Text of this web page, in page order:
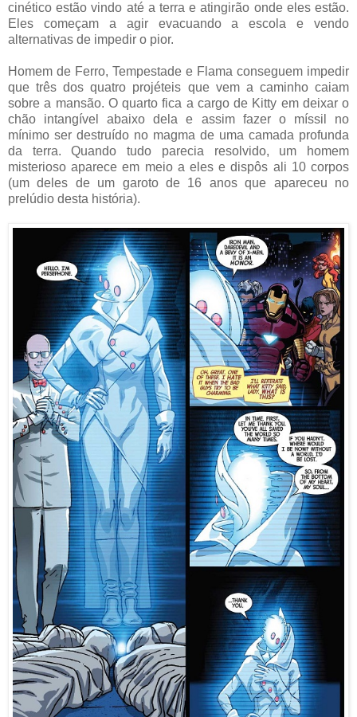
cinético estão vindo até a terra e atingirão onde eles estão.
Eles começam a agir evacuando a escola e vendo
alternativas de impedir o pior.
Homem de Ferro, Tempestade e Flama conseguem impedir
que três dos quatro projéteis que vem a caminho caiam
sobre a mansão. O quarto fica a cargo de Kitty em deixar o
chão intangível abaixo dela e assim fazer o míssil no
mínimo ser destruído no magma de uma camada profunda
da terra. Quando tudo parecia resolvido, um homem
misterioso aparece em meio a eles e dispôs ali 10 corpos
(um deles de um garoto de 16 anos que apareceu no
prelúdio desta história).